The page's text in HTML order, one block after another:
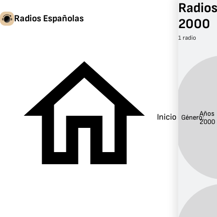
Radios Españolas
Inicio
2000
1 radio
Género:Años
2000